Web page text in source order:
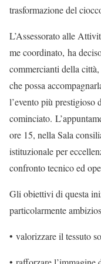
trasformazione del
L’Assessorato alle
me coordinato, ha
commercianti della
che possa
l’evento più prestigioso
cominciato.
ore 15, nella Sala
istituzionale per
confronto tecnico ed
Gli obiettivi di questa
particolarmente
• valorizzare il tessuto